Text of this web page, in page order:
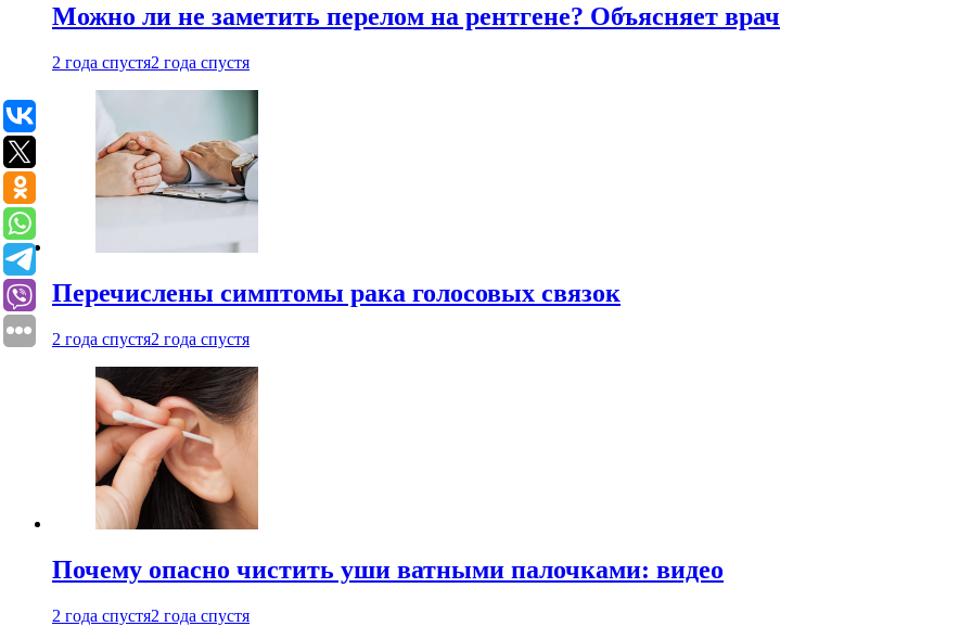
Можно ли не заметить перелом на рентгене? Объясняет врач
2 года спустя2 года спустя
Перечислены симптомы рака голосовых связок
2 года спустя2 года спустя
Почему опасно чистить уши ватными палочками: видео
2 года спустя2 года спустя